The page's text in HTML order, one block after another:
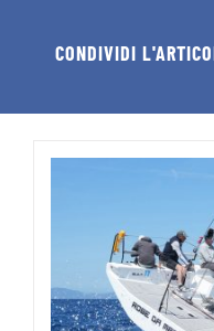
CONDIVIDI